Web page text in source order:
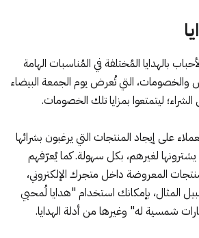
بالهدايا المُختلفة في المُناسبات الهامة
والخصومات، التي تُعرض يوم الجمعة البيضاء
ليتمتعوا بمزايا تلك الخصومات.
على إيجاد المنتجات التي يرغبون بشرائها
يشترونها لغيرهم، بكل سهولة. كما يُعرّفهم
المعروضة داخل متجرك الإلكتروني،
المثال، بإمكانك استخدام "هدايا لُمحبي
شمسية له" وغيرها من أدلة الهدايا.